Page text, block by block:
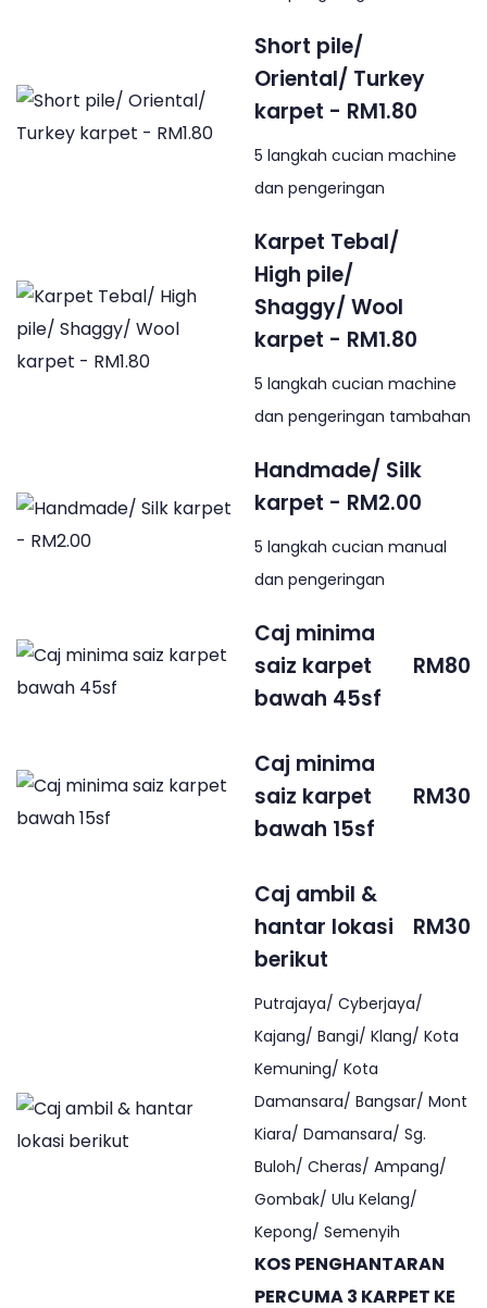
Short pile/
Oriental/ Turkey
karpet - RM1.80
5 langkah cucian machine
dan pengeringan
Karpet Tebal/
High pile/
Shaggy/ Wool
karpet - RM1.80
5 langkah cucian machine
dan pengeringan tambahan
Handmade/ Silk
karpet - RM2.00
5 langkah cucian manual
dan pengeringan
Caj minima
saiz karpet
bawah 45sf
RM80
Caj minima
saiz karpet
bawah 15sf
RM30
Caj ambil &
hantar lokasi
berikut
RM30
Putrajaya/ Cyberjaya/
Kajang/ Bangi/ Klang/ Kota
Kemuning/ Kota
Damansara/ Bangsar/ Mont
Kiara/ Damansara/ Sg.
Buloh/ Cheras/ Ampang/
Gombak/ Ulu Kelang/
Kepong/ Semenyih
KOS PENGHANTARAN
PERCUMA 3 KARPET KE